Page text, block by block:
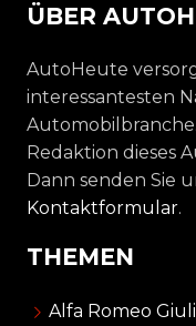
ÜBER
AutoHeute
interessantesten
Redaktion dieses
Dann senden Sie
Kontaktformular.
THEMEN
Alfa Romeo